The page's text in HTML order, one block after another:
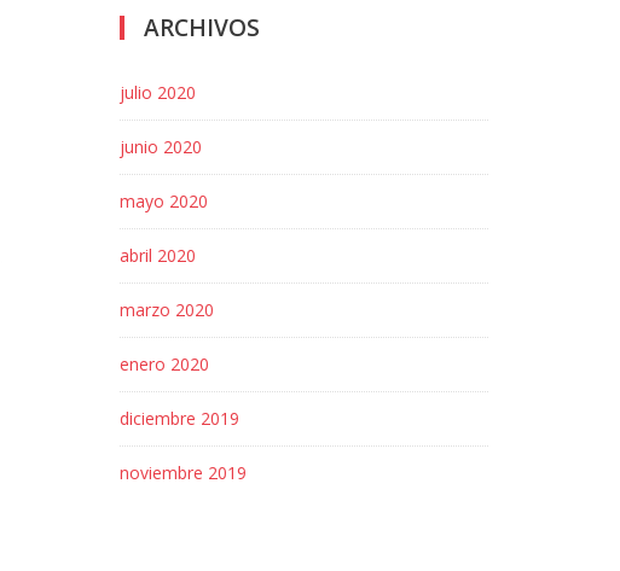
ARCHIVOS
julio 2020
junio 2020
mayo 2020
abril 2020
marzo 2020
enero 2020
diciembre 2019
noviembre 2019